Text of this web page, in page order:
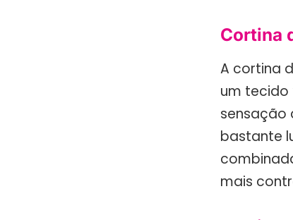
Cortina
A cortina
um tecido
sensação
bastante
mais